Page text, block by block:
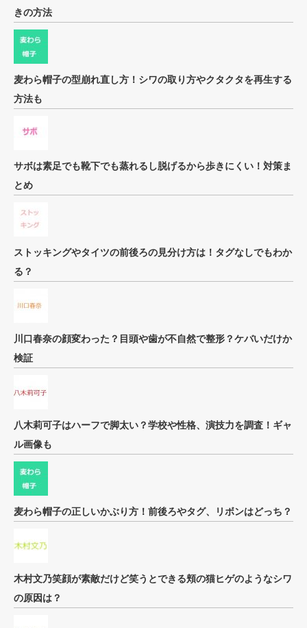
きの方法
麦わら帽子の型崩れ直し方！シワの取り方やクタクタを再生する
方法も
サボは素足でも靴下でも蒸れるし脱げるから歩きにくい！対策ま
とめ
ストッキングやタイツの前後ろの見分け方は！タグなしでもわか
る？
川口春奈の顔変わった？目頭や歯が不自然で整形？ケバいだけか
検証
八木莉可子はハーフで脚太い？学校や性格、演技力を調査！ギャ
ル画像も
麦わら帽子の正しいかぶり方！前後ろやタグ、リボンはどっち？
木村文乃笑顔が素敵だけど笑うとできる頬の猫ヒゲのようなシワ
の原因は？